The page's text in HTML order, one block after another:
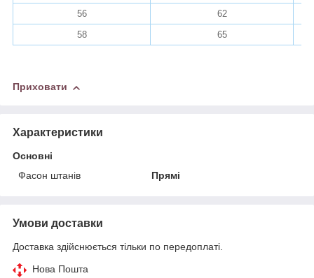
56
62
58
65
Приховати
Характеристики
Основні
Фасон штанів
Прямі
Умови доставки
Доставка здійснюється тільки по передоплаті.
Нова Пошта